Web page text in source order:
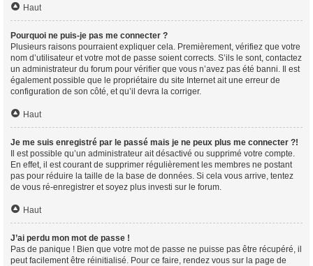
Haut
Pourquoi ne puis-je pas me connecter ?
Plusieurs raisons pourraient expliquer cela. Premièrement, vérifiez que votre
nom d’utilisateur et votre mot de passe soient corrects. S’ils le sont, contactez
un administrateur du forum pour vérifier que vous n’avez pas été banni. Il est
également possible que le propriétaire du site Internet ait une erreur de
configuration de son côté, et qu’il devra la corriger.
Haut
Je me suis enregistré par le passé mais je ne peux plus me connecter ?!
Il est possible qu’un administrateur ait désactivé ou supprimé votre compte.
En effet, il est courant de supprimer régulièrement les membres ne postant
pas pour réduire la taille de la base de données. Si cela vous arrive, tentez
de vous ré-enregistrer et soyez plus investi sur le forum.
Haut
J’ai perdu mon mot de passe !
Pas de panique ! Bien que votre mot de passe ne puisse pas être récupéré, il
peut facilement être réinitialisé. Pour ce faire, rendez vous sur la page de